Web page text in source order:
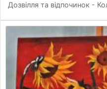
Дозвілля та відпочинок -